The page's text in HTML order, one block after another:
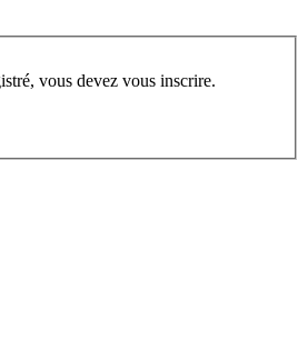
personnel qui vous a été fourni. Si vous n’êtes pas enregistré, vous devez vous inscrire.